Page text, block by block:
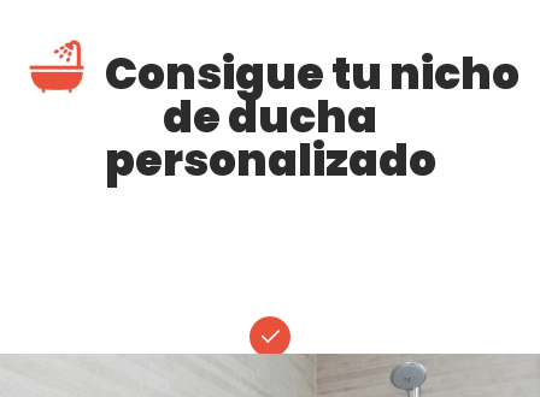
Consigue tu nicho
de ducha
personalizado
Diseño